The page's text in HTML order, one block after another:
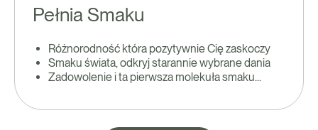
Pełnia Smaku
Różnorodność która pozytywnie Cię zaskoczy
Smaku świata, odkryj starannie wybrane dania
Zadowolenie i ta pierwsza molekuła smaku...